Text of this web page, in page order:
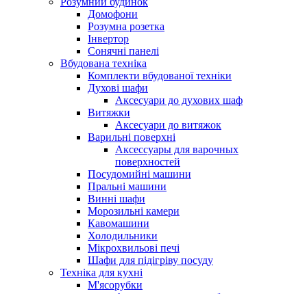
Домофони
Розумна розетка
Інвертор
Сонячні панелі
Вбудована техніка
Комплекти вбудованої техніки
Духові шафи
Аксесуари до духових шаф
Витяжки
Аксесуари до витяжок
Варильні поверхні
Аксессуары для варочных
поверхностей
Посудомийні машини
Пральні машини
Винні шафи
Морозильні камери
Кавомашини
Холодильники
Мікрохвильові печі
Шафи для підігріву посуду
Техніка для кухні
М'ясорубки